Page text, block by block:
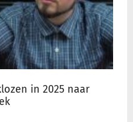
in 2025 naar